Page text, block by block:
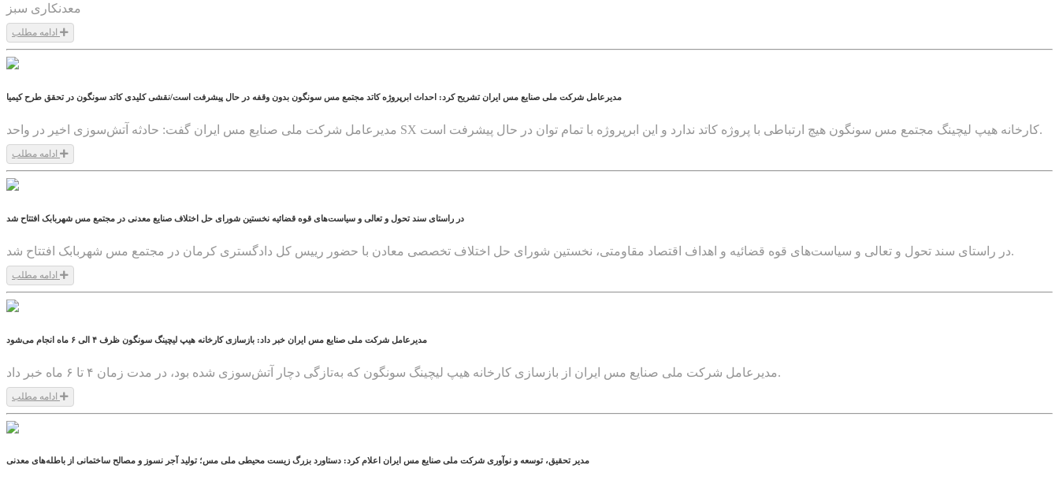
معدنکاری سبز
1404/03/20
مدیرعامل شرکت ملی صنایع مس ایران تشریح کرد: احداث ابرپروژه کاتد مجتمع مس سونگون بدون وقفه در حال پیشرفت است/نقشی کلیدی کاتد سونگون در تحقق طرح کیمیا
مدیرعامل شرکت ملی صنایع مس ایران گفت: حادثه آتش‌سوزی اخیر در واحد SX کارخانه هیپ لیچینگ مجتمع مس سونگون هیچ ارتباطی با پروژه کاتد ندارد و این ابرپروژه با تمام توان در حال پیشرفت است.
1403/11/06
در راستای سند تحول و تعالی و سیاست‌های قوه قضائیه نخستین شورای حل اختلاف صنایع معدنی در مجتمع مس شهربابک افتتاح شد
در راستای سند تحول و تعالی و سیاست‌های قوه قضائیه و اهداف اقتصاد مقاومتی، نخستین شورای حل اختلاف تخصصی معادن با حضور رییس کل دادگستری کرمان در مجتمع‌ مس شهربابک افتتاح شد.
1403/11/06
مدیرعامل شرکت ملی صنایع مس ایران خبر داد: بازسازی کارخانه هیپ لیچینگ سونگون ظرف ۴ الی ۶ ماه انجام می‌شود
مدیرعامل شرکت ملی صنایع مس ایران از بازسازی کارخانه هیپ لیچینگ سونگون که به‌تازگی دچار آتش‌سوزی شده بود، در مدت زمان ۴ تا ۶ ماه خبر داد.
1403/11/06
مدیر تحقیق، توسعه و نوآوری شرکت ملی صنایع مس ایران اعلام کرد: دستاورد بزرگ زیست محیطی ملی مس؛ تولید آجر نسوز و مصالح ساختمانی از باطله‌های معدنی